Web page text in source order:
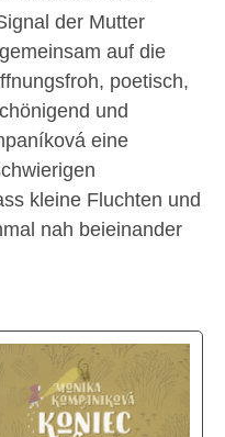
der Mutter
auf die
poetisch,
und
eine
kleine Fluchten und
nah beieinander